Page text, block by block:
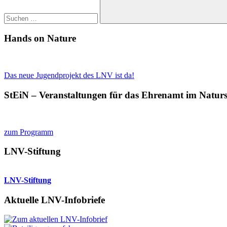
Suchen
Hands on Nature
Das neue Jugendprojekt des LNV ist da!
StEiN – Veranstaltungen für das Ehrenamt im
zum Programm
LNV-Stiftung
LNV-Stiftung
Aktuelle LNV-Infobriefe